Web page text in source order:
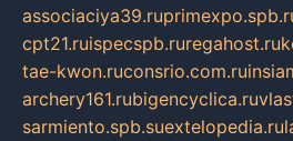
associaciya39.ru
cpt21.ruispecspb.ruregahost.ru
tae-kwon.ruconsrio.com.ru
archery161.rubigencyclica.ru
sarmiento.spb.suextelopedia.ru